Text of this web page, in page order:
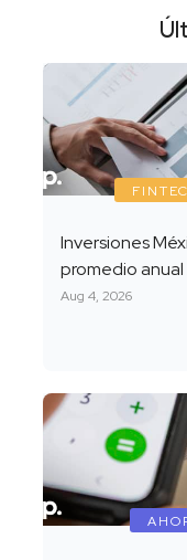
Inversiones
promedio
Aug 4, 2026